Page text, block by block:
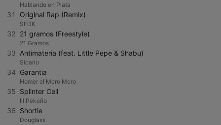
Hablando en Plata
31 Original Rap (Remix)
SFDK
32 21 gramos (Freestyle)
21 Gramos
33 Antimateria (feat. Little Pepe & Shabu)
Sicario
34 Garantia
Homer el Mero Mero
35 Splinter Cell
Ill Pekeño
36 Shortie
Douglass